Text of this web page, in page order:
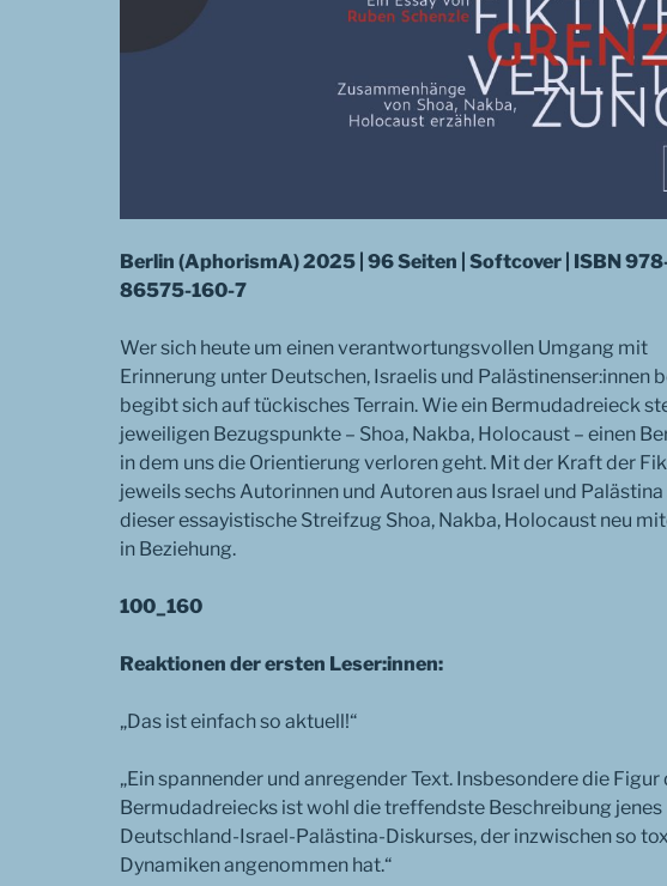
Berlin (AphorismA) 2025 | 96 Seiten | Softcover | ISBN
86575-160-7
Wer sich heute um einen verantwortungsvollen Umgang mit
Erinnerung unter Deutschen, Israelis und Palästinenser:innen
begibt sich auf tückisches Terrain. Wie ein Bermudadreieck
jeweiligen Bezugspunkte – Shoa, Nakba, Holocaust – einen
in dem uns die Orientierung verloren geht. Mit der Kraft der
jeweils sechs Autorinnen und Autoren aus Israel und
dieser essayistische Streifzug Shoa, Nakba, Holocaust neu
in Beziehung.
100_160
Reaktionen der ersten Leser:innen:
„Das ist einfach so aktuell!“
„Ein spannender und anregender Text. Insbesondere die Figur
Bermudadreiecks ist wohl die treffendste Beschreibung jenes
Deutschland-Israel-Palästina-Diskurses, der inzwischen so
Dynamiken angenommen hat.“